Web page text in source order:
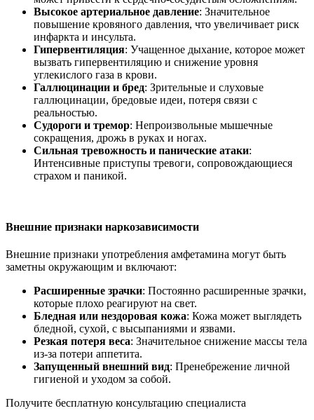
Высокое артериальное давление: Значительное
повышение кровяного давления, что увеличивает риск
инфаркта и инсульта.
Гипервентиляция: Учащенное дыхание, которое может
вызвать гипервентиляцию и снижение уровня
углекислого газа в крови.
Галлюцинации и бред: Зрительные и слуховые
галлюцинации, бредовые идеи, потеря связи с
реальностью.
Судороги и тремор: Непроизвольные мышечные
сокращения, дрожь в руках и ногах.
Сильная тревожность и панические атаки:
Интенсивные приступы тревоги, сопровождающиеся
страхом и паникой.
Внешние признаки наркозависимости
Внешние признаки употребления амфетамина могут быть
заметны окружающим и включают:
Расширенные зрачки: Постоянно расширенные зрачки,
которые плохо реагируют на свет.
Бледная или нездоровая кожа: Кожа может выглядеть
бледной, сухой, с высыпаниями и язвами.
Резкая потеря веса: Значительное снижение массы тела
из-за потери аппетита.
Запущенный внешний вид: Пренебрежение личной
гигиеной и уходом за собой.
Получите бесплатную консультацию специалиста